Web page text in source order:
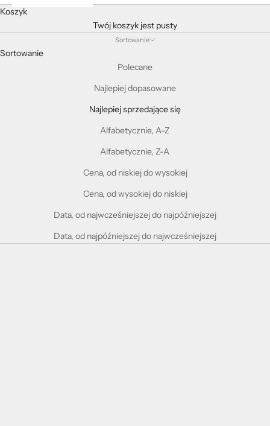
Koszyk
Twój koszyk jest pusty
Sortowanie
Sortowanie
Polecane
Najlepiej dopasowane
Najlepiej sprzedające się
Alfabetycznie, A-Z
Alfabetycznie, Z-A
Cena, od niskiej do wysokiej
Cena, od wysokiej do niskiej
Data, od najwcześniejszej do najpóźniejszej
Data, od najpóźniejszej do najwcześniejszej